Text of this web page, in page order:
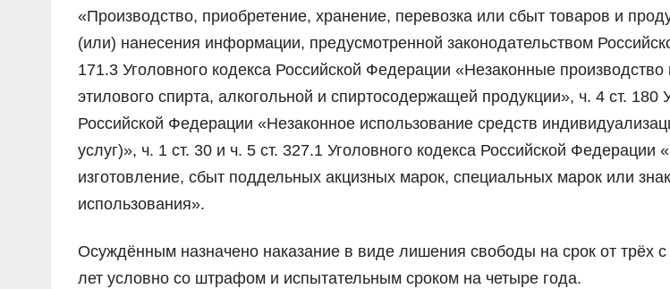
«Производство, приобретение, хранение, перевозка или сбыт товаров и
(или) нанесения информации, предусмотренной законодательством
171.3 Уголовного кодекса Российской Федерации «Незаконные
этилового спирта, алкогольной и спиртосодержащей продукции», ч. 4 ст. 180
Российской Федерации «Незаконное использование средств
услуг)», ч. 1 ст. 30 и ч. 5 ст. 327.1 Уголовного кодекса Российской Федерации
изготовление, сбыт поддельных акцизных марок, специальных марок или
использования».
Осуждённым назначено наказание в виде лишения свободы на срок от трёх
лет условно со штрафом и испытательным сроком на четыре года.